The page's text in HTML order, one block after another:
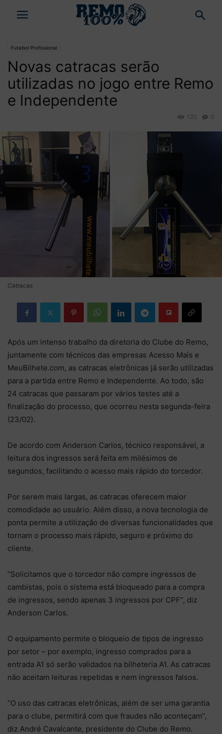
Futebol Profissional
Novas catracas serão
utilizadas no jogo entre Remo
e Independente
0
120
Catracas
Após um intenso trabalho da diretoria do Clube do Remo,
juntamente com técnicos das empresas Acesso Mais e
MeuBilhete.com, as catracas eletrônicas já serão utilizadas
para a partida entre Remo e Independente. Ao todo, são
24 catracas que passaram por vários testes até a
finalização do processo, que ocorreu nesta segunda-feira
(23/02).
De acordo com Anderson Carlos, técnico responsável, a
leitura dos ingressos será feita em milésimos de
segundos, facilitando o acesso mais rápido do torcedor.
Por serem mais largas, as catracas oferecem maior
comodidade ao usuário. Além disso, a nova tecnologia de
ponta permite a utilização de diversas funcionalidades que
tornam o processo mais rápido, seguro e próximo do
cliente.
“Solicitamos que o torcedor não compre ingressos de
cambistas, pois o sistema está bloqueado para a compra
de ingressos, sendo apenas 3 ingressos por CPF”, diz
Anderson Carlos.
O equipamento permite o bloqueio de tipos de ingresso
por setor – por exemplo, ingresso comprados para a
entrada A1 só serão validados na bilheteria A1. As catracas
não aceitam leituras repetidas e nem ingressos falsos.
“O uso das catracas eletrônicas, além de ser uma garantia
para o clube, permitirá com que fraudes não aconteçam”,
diz André Cavalcante, presidente do Clube do Remo.